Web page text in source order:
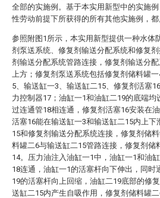
全部的实施例。基于本实用新型中的实施
性劳动前提下所获得的所有其他实施例，都
参照附图1所示，本实用新型提供一种水体
剂泵送系统、修复剂输送分配系统和修复
剂输送分配系统管路连接，修复剂输送分
上方；修复剂泵送系统包括修复剂储料罐
5、输送缸一3、输送缸二15、修复剂活塞
力控制器17；油缸一1和油缸二19的底端
过连通管18相连通，修复剂活塞16安装在
活塞16能在输送缸一3和输送缸二15内上
15和修复剂输送分配系统连接，修复剂储
料罐二6与输送缸二15管路连接，修复剂
14。压力油注入油缸一1中，油缸一1和油
18连通，油缸一1的活塞杆向下伸出，同
19的活塞杆向上回缩，油缸二19底部的修
送缸二15内产生自吸作用，修复剂储料罐